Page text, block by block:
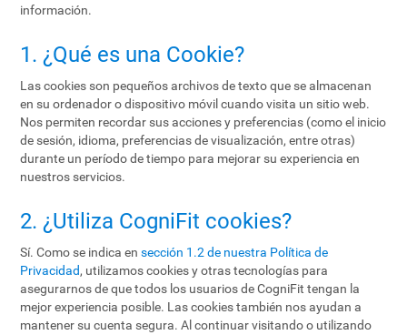
información.
1. ¿Qué es una Cookie?
Las cookies son pequeños archivos de texto que se almacenan
en su ordenador o dispositivo móvil cuando visita un sitio web.
Nos permiten recordar sus acciones y preferencias (como el inicio
de sesión, idioma, preferencias de visualización, entre otras)
durante un período de tiempo para mejorar su experiencia en
nuestros servicios.
2. ¿Utiliza CogniFit cookies?
Sí. Como se indica ensección 1.2 de nuestra Política de
Privacidad, utilizamos cookies y otras tecnologías para
asegurarnos de que todos los usuarios de CogniFit tengan la
mejor experiencia posible. Las cookies también nos ayudan a
mantener su cuenta segura. Al continuar visitando o utilizando